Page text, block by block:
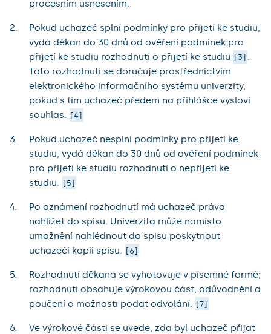
procesním usnesením.
Pokud uchazeč splní podmínky pro přijetí ke studiu,
vydá děkan do 30 dnů od ověření podmínek pro
přijetí ke studiu rozhodnutí o přijetí ke studiu
3
Toto rozhodnutí se doručuje prostřednictvím
elektronického informačního systému univerzity,
pokud s tím uchazeč předem na přihlášce vysloví
souhlas.
4
Pokud uchazeč nesplní podmínky pro přijetí ke
studiu, vydá děkan do 30 dnů od ověření podmínek
pro přijetí ke studiu rozhodnutí o nepřijetí ke
studiu.
5
Po oznámení rozhodnutí má uchazeč právo
nahlížet do spisu. Univerzita může namísto
umožnění nahlédnout do spisu poskytnout
uchazeči kopii spisu.
6
Rozhodnutí děkana se vyhotovuje v písemné formě;
rozhodnutí obsahuje výrokovou část, odůvodnění a
poučení o možnosti podat odvolání.
7
Ve výrokové části se uvede, zda byl uchazeč přijat